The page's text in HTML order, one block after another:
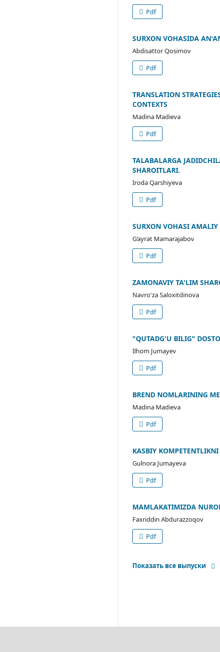
Pdf
SURXON VOHASIDA
Abdisattor Qosimov
Pdf
TRANSLATION
CONTEXTS
Madina Madieva
Pdf
TALABALARGA
SHAROITLARI.
Iroda Qarshiyeva
Pdf
SURXON VOHASI
G‘ayrat Mamarajabov
Pdf
ZAMONAVIY TA'LIM
Navro'za Saloxitdinova
Pdf
"QUTADG'U BILIG"
Ilhom Jumayev
Pdf
BREND NOMLARINING
Madina Madieva
Pdf
KASBIY
Gulnora Jumayeva
Pdf
MAMLAKATIMIZDA
Faxriddin Abdurazzoqov
Pdf
Показать все выпуски